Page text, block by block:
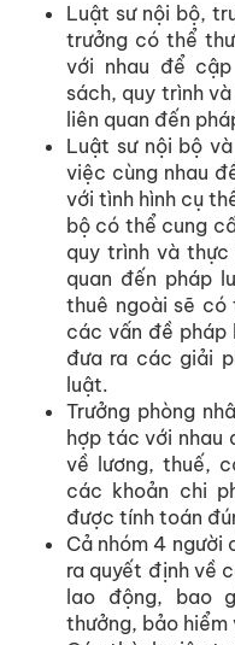
Luật sư nội bộ,
trưởng có thể
với nhau để
sách, quy trình
liên quan đến
Luật sư nội bộ
việc cùng nhau
với tình hình cụ
bộ có thể cung
quy trình và
quan đến pháp
thuê ngoài sẽ có
các vấn đề pháp
đưa ra các giải
luật.
Trưởng phòng
hợp tác với nhau
về lương, thuế,
các khoản chi
được tính toán
Cả nhóm 4 người
ra quyết định về
lao động, bao
thưởng, bảo